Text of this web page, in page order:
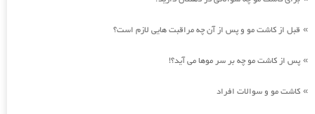
» قبل از کاشت مو و پس از آن چه مراقبت هایی لازم است؟
» پس از کاشت مو چه بر سر موها می آید؟!
» کاشت مو و سوالات افراد